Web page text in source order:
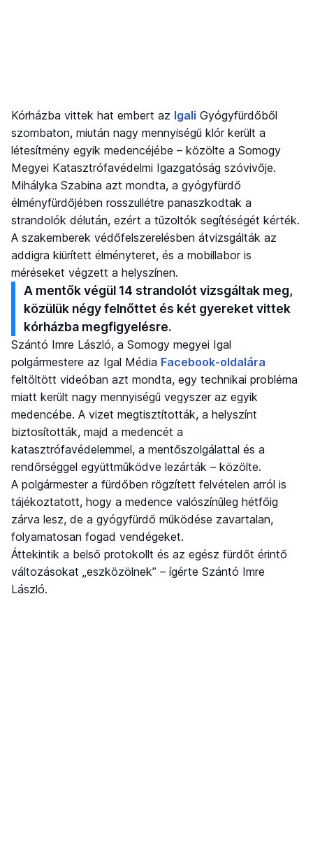
Kórházba vittek hat embert az Igali Gyógyfürdőből
szombaton, miután nagy mennyiségű klór került a
létesítmény egyik medencéjébe – közölte a Somogy
Megyei Katasztrófavédelmi Igazgatóság szóvivője.
Mihályka Szabina azt mondta, a gyógyfürdő
élményfürdőjében rosszullétre panaszkodtak a
strandolók délután, ezért a tűzoltók segítéségét kérték.
A szakemberek védőfelszerelésben átvizsgálták az
addigra kiürített élményteret, és a mobillabor is
méréseket végzett a helyszínen.
A mentők végül 14 strandolót vizsgáltak meg,
közülük négy felnőttet és két gyereket vittek
kórházba megfigyelésre.
Szántó Imre László, a Somogy megyei Igal
polgármestere az Igal Média Facebook-oldalára
feltöltött videóban azt mondta, egy technikai probléma
miatt került nagy mennyiségű vegyszer az egyik
medencébe. A vizet megtisztították, a helyszínt
biztosították, majd a medencét a
katasztrófavédelemmel, a mentőszolgálattal és a
rendőrséggel együttműködve lezárták – közölte.
A polgármester a fürdőben rögzített felvételen arról is
tájékoztatott, hogy a medence valószínűleg hétfőig
zárva lesz, de a gyógyfürdő működése zavartalan,
folyamatosan fogad vendégeket.
Áttekintik a belső protokollt és az egész fürdőt érintő
változásokat „eszközölnek” – ígérte Szántó Imre
László.